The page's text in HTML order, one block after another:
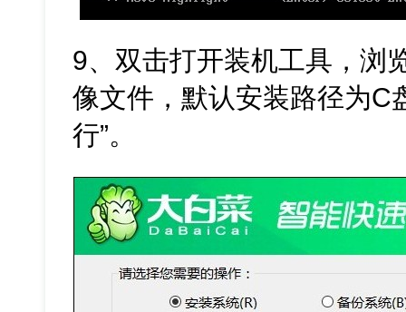
9、双击打开装机工具，浏
像文件，默认安装路径为C
行”。